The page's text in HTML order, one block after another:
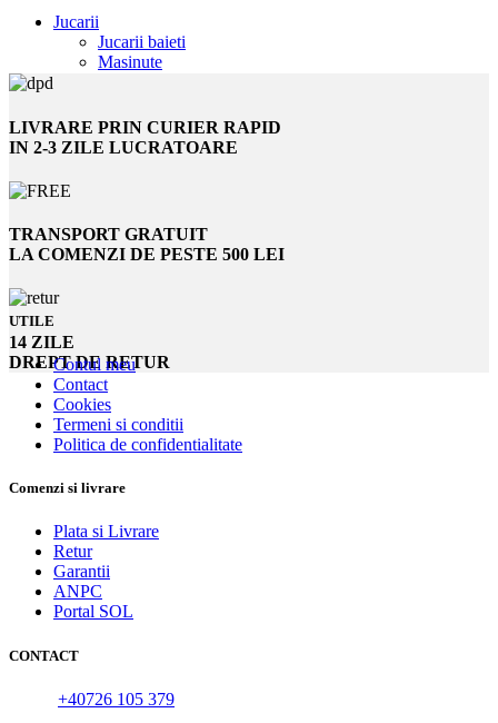
Jucarii
Jucarii baieti
Masinute
LIVRARE PRIN CURIER RAPID
IN 2-3 ZILE LUCRATOARE
TRANSPORT GRATUIT
LA COMENZI DE PESTE 500 LEI
14 ZILE
DREPT DE RETUR
UTILE
Contul meu
Contact
Cookies
Termeni si conditii
Politica de confidentialitate
Comenzi si livrare
Plata si Livrare
Retur
Garantii
ANPC
Portal SOL
CONTACT
+40726 105 379